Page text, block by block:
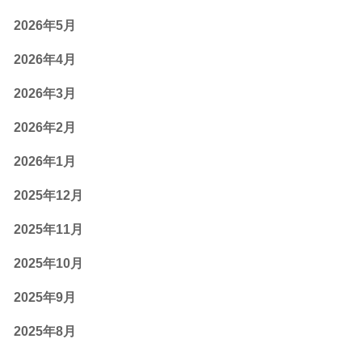
2026年5月
2026年4月
2026年3月
2026年2月
2026年1月
2025年12月
2025年11月
2025年10月
2025年9月
2025年8月